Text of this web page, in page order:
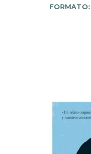
FORMATO: